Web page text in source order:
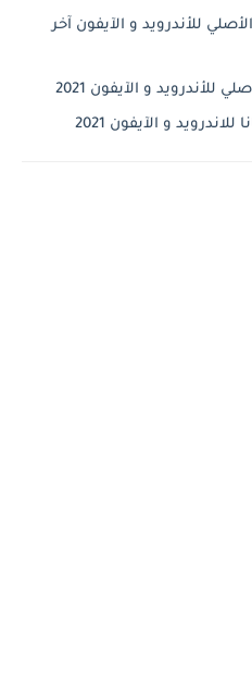
للأندرويد و الآيفون آخر
و الآيفون 2021
و الآيفون 2021